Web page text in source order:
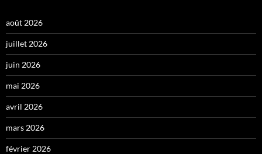
août 2026
juillet 2026
juin 2026
mai 2026
avril 2026
mars 2026
février 2026